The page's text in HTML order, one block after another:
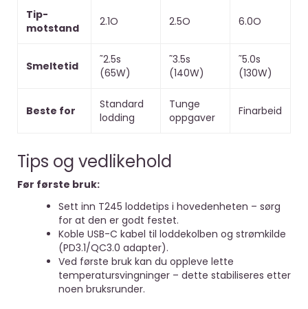
Tip-
motstand
2.1O 2.5O 6.0O
Smeltetid
˜2.5s
(65W)
˜3.5s
(140W)
˜5.0s
(130W)
Beste for
Standard
lodding
Tunge
oppgaver
Finarbeid
Tips og vedlikehold
Før første bruk:
Sett inn T245 loddetips i hovedenheten – sørg
for at den er godt festet.
Koble USB-C kabel til loddekolben og strømkilde
(PD3.1/QC3.0 adapter).
Ved første bruk kan du oppleve lette
temperatursvingninger – dette stabiliseres etter
noen bruksrunder.